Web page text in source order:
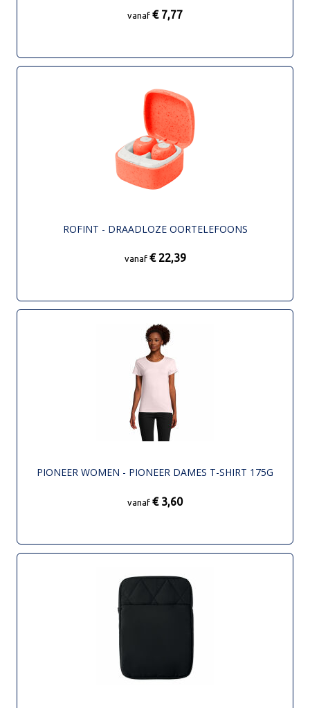
vanaf € 7,77
ROFINT - DRAADLOZE OORTELEFOONS
vanaf € 22,39
PIONEER WOMEN - PIONEER DAMES T-SHIRT 175G
vanaf € 3,60